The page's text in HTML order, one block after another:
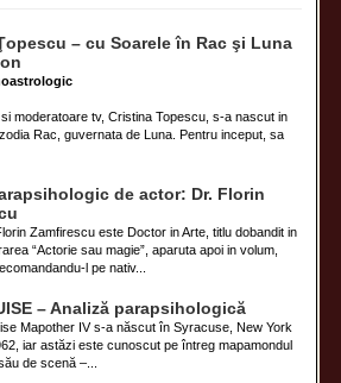
– cu Soarele în Rac şi Luna
moderatoare tv, Cristina Topescu, s-a nascut in
Rac, guvernata de Luna. Pentru inceput, sa
de actor: Dr. Florin
Zamfirescu este Doctor in Arte, titlu dobandit in
“Actorie sau magie”, aparuta apoi in volum,
l pe nativ...
– Analiză parapsihologică
Mapother IV s-a născut în Syracuse, New York
iar astăzi este cunoscut pe întreg mapamondul
de scenă –...